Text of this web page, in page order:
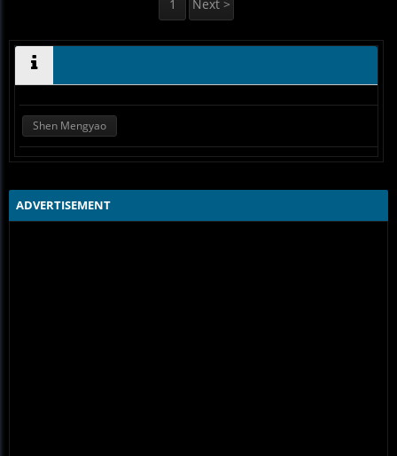
1 Next >
Shen Mengyao
ADVERTISEMENT